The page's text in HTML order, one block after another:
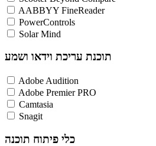
AABBYY FineReader
PowerControls
Solar Mind
תוכנת עריכת וידאו ושמע
Adobe Audition
Adobe Premier PRO
Camtasia
Snagit
כלי פיתוח תוכנה